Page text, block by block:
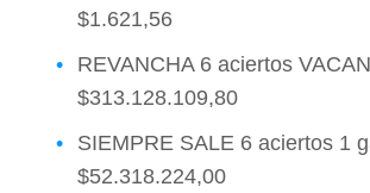
$1.621,56
REVANCHA 6 aciertos
$313.128.109,80
SIEMPRE SALE 6 aciertos 1
$52.318.224,00